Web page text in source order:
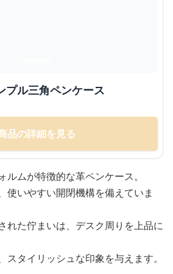
プル三角ペンケース
品の詳細を見る
ルムが特徴的な革ペンケース。
使いやすい開閉機構を備えていま
れた佇まいは、デスク周りを上品に
スタイリッシュな印象を与えます。